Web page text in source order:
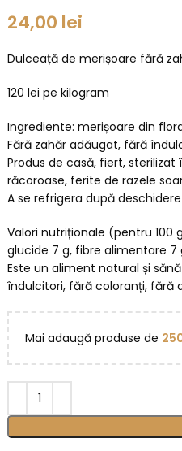
24,00 lei
Dulceață de merișoare fără
120 lei pe kilogram
Ingrediente: merișoare din
Fără zahăr adăugat, fără
Produs de casă, fiert,
răcoroase, ferite de razele
A se refrigera după
Valori nutriționale (pentru 100
glucide 7 g, fibre alimentare 7
Este un aliment natural și
îndulcitori, fără coloranți, fără
Mai adaugă produse de